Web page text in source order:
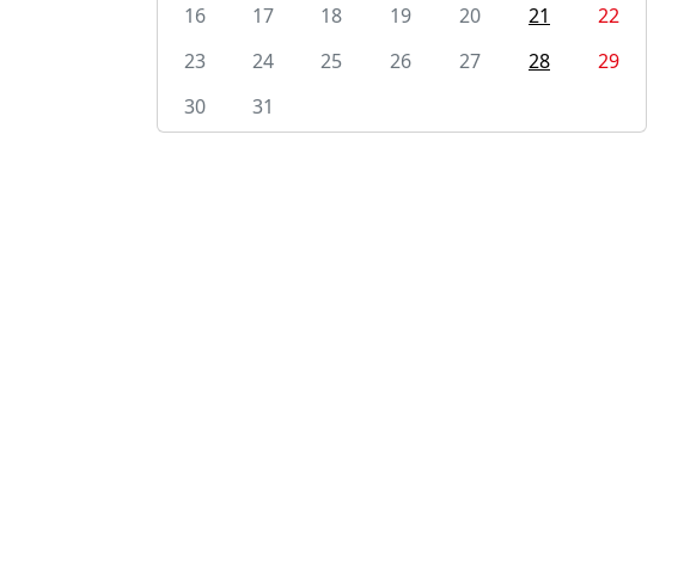
16
17 18 19 20 21
22
23
24 25 26 27 28
29
30
31